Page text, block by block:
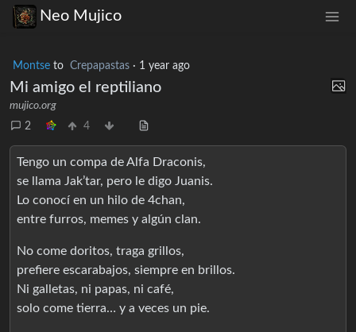
Neo Mujico
Montse to Crepapastas · 1 year ago
Mi amigo el reptiliano
mujico.org
2
4
Tengo un compa de Alfa Draconis,
se llama Jak’tar, pero le digo Juanis.
Lo conocí en un hilo de 4chan,
entre furros, memes y algún clan.
No come doritos, traga grillos,
prefiere escarabajos, siempre en brillos.
Ni galletas, ni papas, ni café,
solo come tierra… y a veces un pie.